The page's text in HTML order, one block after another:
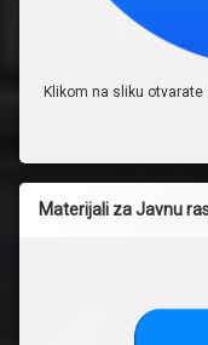
Klikom na sliku otvarate
Materijali za Javnu